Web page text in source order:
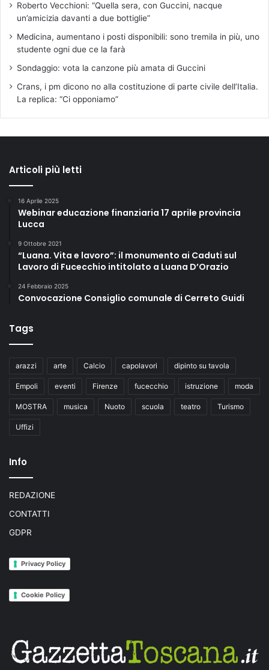
Roberto Vecchioni: “Quella sera, con Guccini, nacque
un’amicizia davanti a due bottiglie”
Medicina, aumentano i posti disponibili: sono tremila in più, uno
studente ogni due ce la farà
Sondaggio: vota la canzone più amata di Guccini
Crans, i pm dicono no alla costituzione di parte civile dell’Italia.
La replica: “Ci opponiamo”
Articoli più letti
16 Aprile 2025
Webinar educazione finanziaria 17 aprile provincia
Lucca
9 Ottobre 2021
“Luana. Vita e lavoro”: il monumento ai Caduti sul
Lavoro di Fucecchio intitolato a Luana D’Orazio
24 Febbraio 2025
Convocazione Consiglio comunale di Cerreto Guidi
Tags
arazzi arte Calcio capolavori dipinto su tavola
Empoli eventi Firenze fucecchio istruzione moda
MOSTRA musica Nuoto scuola teatro Turismo
Uffizi
Info
REDAZIONE
CONTATTI
GDPR
Privacy Policy
Cookie Policy